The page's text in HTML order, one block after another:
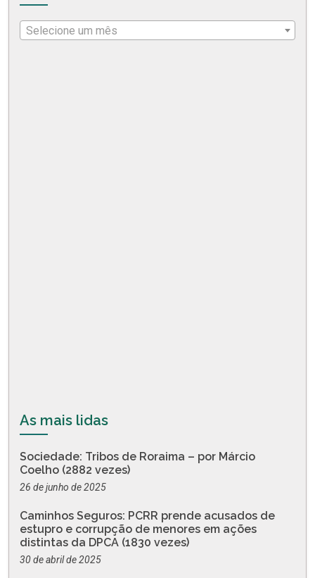
Selecione um mês
As mais lidas
Sociedade: Tribos de Roraima – por Márcio
Coelho (2882 vezes)
26 de junho de 2025
Caminhos Seguros: PCRR prende acusados de
estupro e corrupção de menores em ações
distintas da DPCA (1830 vezes)
30 de abril de 2025